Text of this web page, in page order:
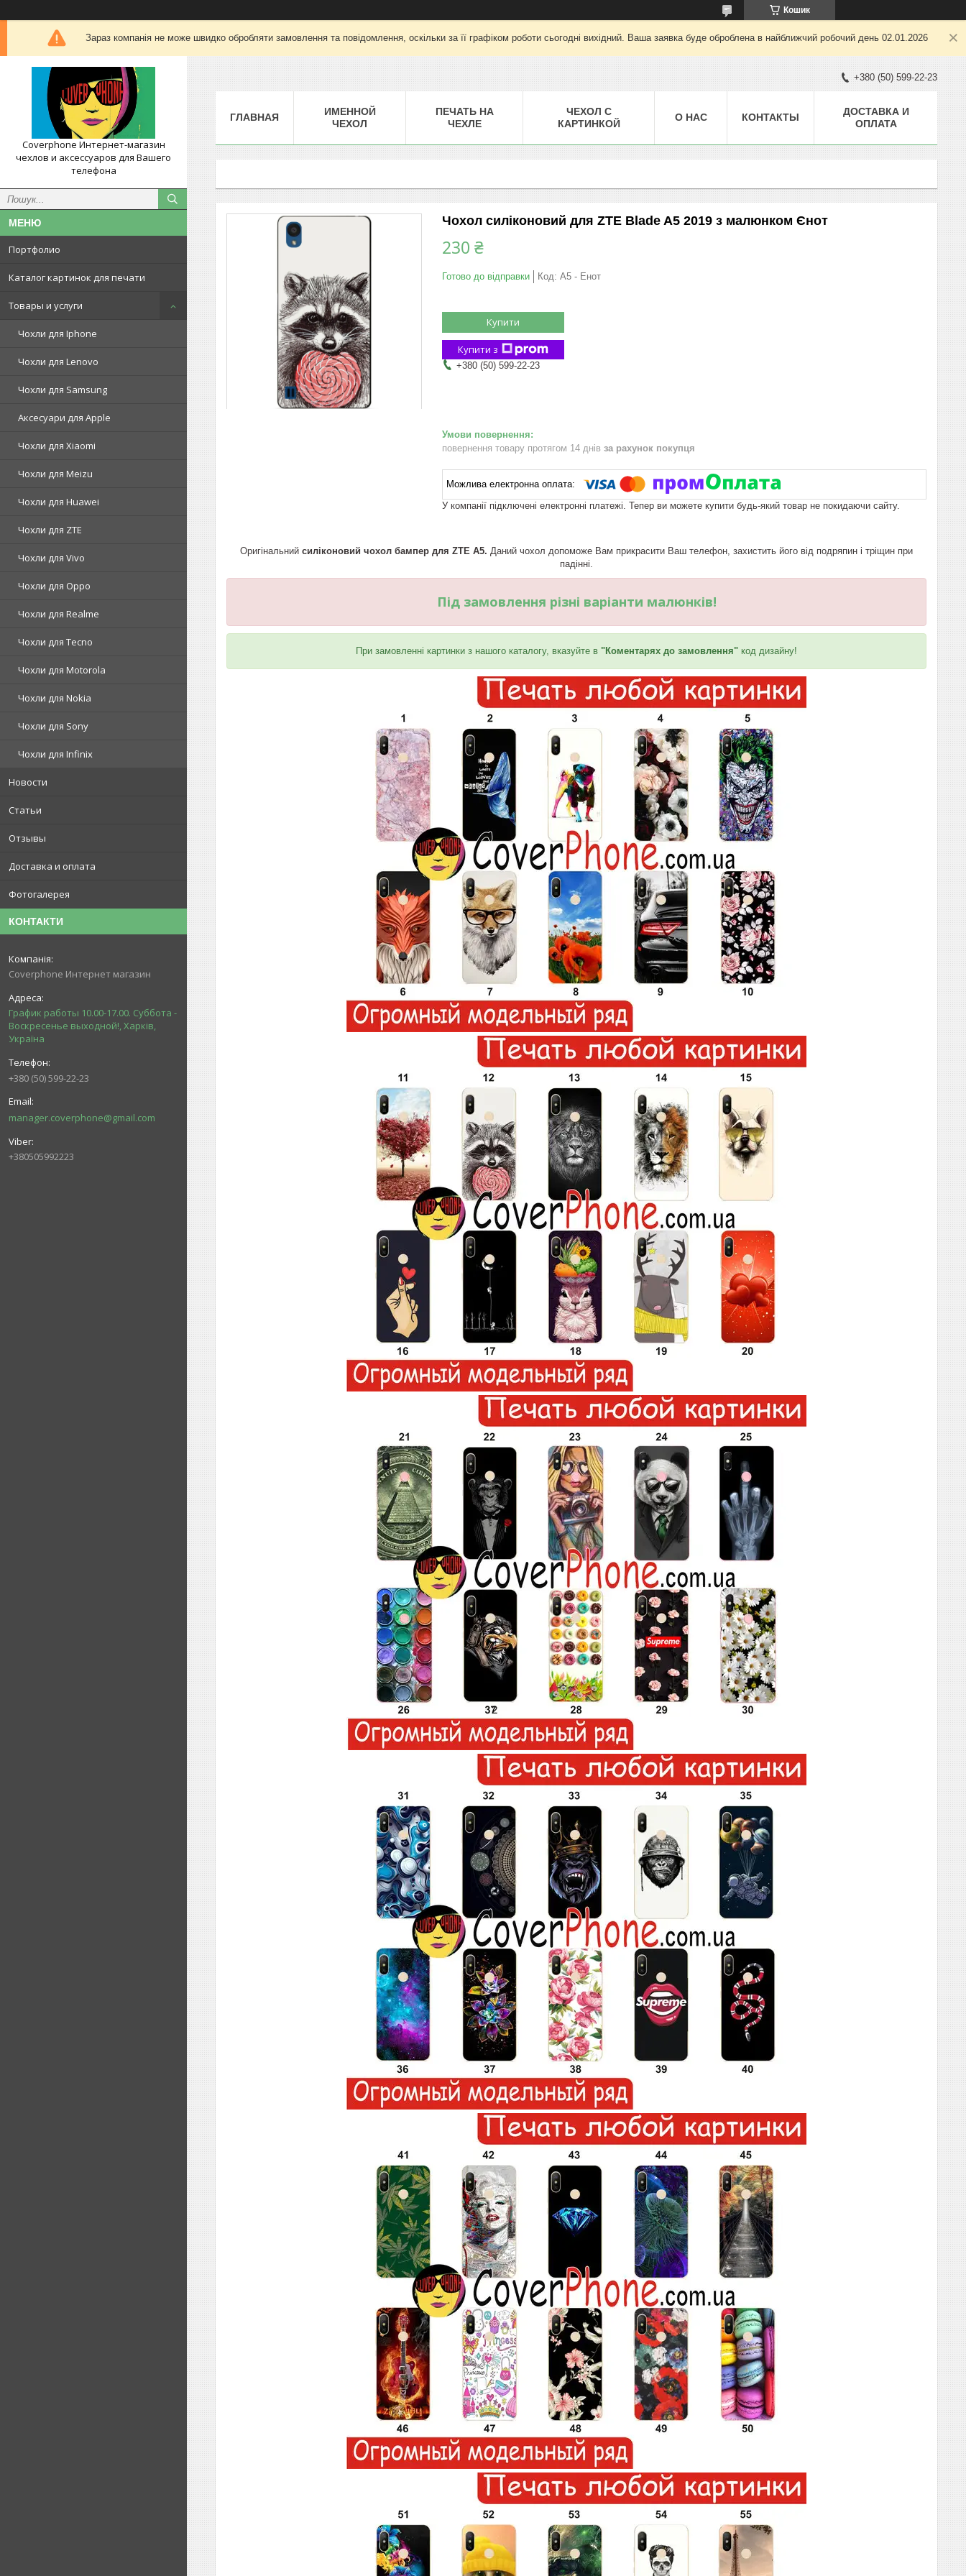
Кошик
Зараз компанія не може швидко обробляти замовлення та повідомлення, оскільки за її графіком роботи сьогодні вихідний. Ваша заявка буде оброблена в найближчий робочий день 02.01.2026
Coverphone Интернет-магазин
чехлов и аксессуаров для Вашего
телефона
Портфолио
Каталог картинок для печати
Товары и услуги
Чохли для Iphone
Чохли для Lenovo
Чохли для Samsung
Аксесуари для Apple
Чохли для Xiaomi
Чохли для Meizu
Чохли для Huawei
Чохли для ZTE
Чохли для Vivo
Чохли для Oppo
Чохли для Realme
Чохли для Tecno
Чохли для Motorola
Чохли для Nokia
Чохли для Sony
Чохли для Infinix
Новости
Статьи
Отзывы
Доставка и оплата
Фотогалерея
КОНТАКТИ
Coverphone Интернет магазин
График работы 10.00-17.00. Суббота -
Воскресенье выходной!, Харків,
Україна
+380 (50) 599-22-23
manager.coverphone@gmail.com
+380505992223
+380 (50) 599-22-23
ГЛАВНАЯ
ИМЕННОЙ
ЧЕХОЛ
ПЕЧАТЬ НА
ЧЕХЛЕ
ЧЕХОЛ С
КАРТИНКОЙ
О НАС КОНТАКТЫ
ДОСТАВКА И
ОПЛАТА
Чохол силіконовий для ZTE Blade A5 2019 з малюнком Єнот
230 ₴
Готово до відправки Код: A5 - Енот
Купити
Купити з
+380 (50) 599-22-23
повернення товару протягом 14 днів за рахунок покупця
У компанії підключені електронні платежі. Тепер ви можете купити будь-який товар не покидаючи сайту.
Оригінальний силіконовий чохол бампер для ZTE A5. Даний чохол допоможе Вам прикрасити Ваш телефон, захистить його від подряпин і тріщин при
падінні.
Під замовлення різні варіанти малюнків!
При замовленні картинки з нашого каталогу, вказуйте в "Коментарях до замовлення" код дизайну!